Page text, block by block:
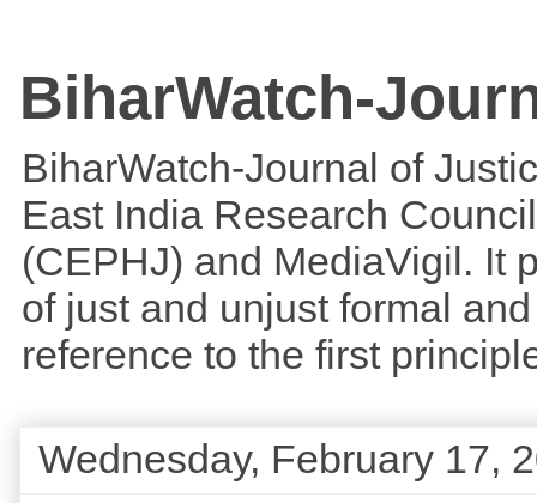
BiharWatch-
BiharWatch-Journal of
East India Research
(CEPHJ) and MediaVigil. It
of just and unjust formal
reference to the first
Wednesday, February 17,